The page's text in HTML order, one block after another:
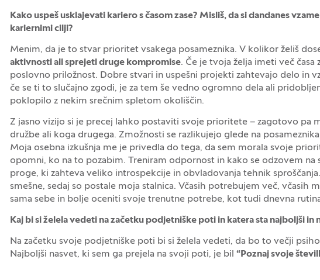
Kako uspeš usklajevati kariero s časom zase? Misliš, da si dandanes
kariernimi cilji?
Menim, da je to stvar prioritet vsakega posameznika. V kolikor želiš
aktivnosti ali sprejeti druge kompromise. Če je tvoja želja imeti več časa
poslovno priložnost. Dobre stvari in uspešni projekti zahtevajo delo in
če se ti to slučajno zgodi, je za tem še vedno ogromno dela ali
poklopilo z nekim srečnim spletom okoliščin.
Z jasno vizijo si je precej lahko postaviti svoje prioritete – zagotovo pa
družbe ali koga drugega. Zmožnosti se razlikujejo glede na
Moja osebna izkušnja me je privedla do tega, da sem morala svoje
opomni, ko na to pozabim. Treniram odpornost in kako se odzovem
proge, ki zahteva veliko introspekcije in obvladovanja tehnik
smešne, sedaj so postale moja stalnica. Včasih potrebujem več, včasih
sama sebe in bolje oceniti svoje trenutne potrebe, kot tudi dnevna
Kaj bi si želela vedeti na začetku podjetniške poti in katera sta najboljši in
Na začetku svoje podjetniške poti bi si želela vedeti, da bo to večji
Najboljši nasvet, ki sem ga prejela na svoji poti, je bil “Poznaj svoje